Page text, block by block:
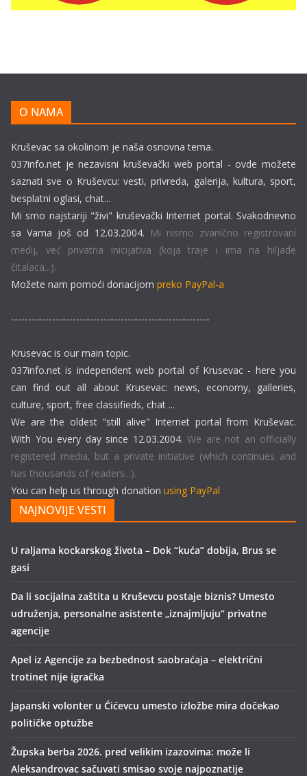
O NAMA
Kruševac sa okolinom je naša osnovna tema.
037info.net je nezavisni kruševački web portal - ovde možete
saznati sve o Kruševcu: vesti, privreda, galerija, kultura, sport,
besplatni oglasi, chat...
Mi smo najstariji "živi" kruševački Internet portal. Svakodnevno
sa Vama još od 12.03.2004. Mi nismo zvanično registrovani
medij, već privatna inicijativa (koja traje i ima na hiljade
čitalaca...).
Možete nam pomoći donacijom preko PayPal-a
----------------------------------------------------------
Krusevac is our main topic.
037info.net is independent web portal of Krusevac - here you
can find out all about Krusevac: news, economy, galleries,
culture, sport, free classifieds, chat ...
We are the oldest "still alive" Internet portal from Kruševac.
With You every day since 12.03.2004. We are not an officially
registered media, but a private initiative (which continues and
has thousands of readers...).
You can help us through donation using PayPal
NAJNOVIJE VESTI
U raljama kockarskog života – Dok “kuća” dobija, Brus se
gasi
Da li socijalna zaštita u Kruševcu postaje biznis? Umesto
udruženja, personalne asistente „iznajmljuju“ privatne
agencije
Apel iz Agencije za bezbednost saobraćaja – električni
trotinet nije igračka
Japanski volonter u Ćićevcu umesto izložbe mira dočekao
političke optužbe
Župska berba 2026. pred velikim izazovima: može li
Aleksandrovac sačuvati smisao svoje najpoznatije